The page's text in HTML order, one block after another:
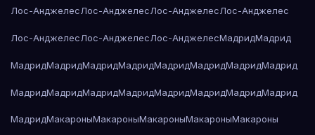
Лос-АнджелесЛос-АнджелесЛос-АнджелесЛос-Анджелес
Лос-АнджелесЛос-АнджелесЛос-АнджелесМадридМадрид
МадридМадридМадридМадридМадридМадридМадридМадрид
МадридМадридМадридМадридМадридМадридМадридМадрид
МадридМакароныМакароныМакароныМакароныМакароны